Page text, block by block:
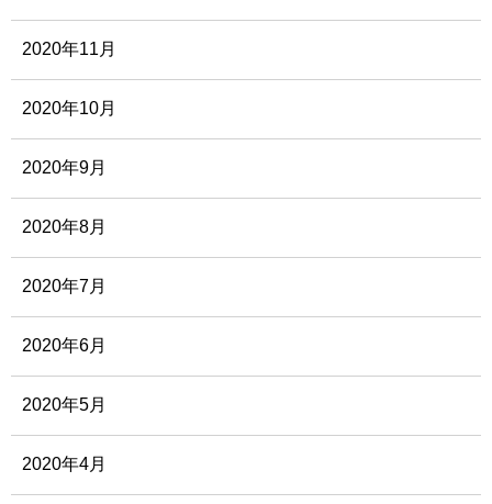
2020年11月
2020年10月
2020年9月
2020年8月
2020年7月
2020年6月
2020年5月
2020年4月